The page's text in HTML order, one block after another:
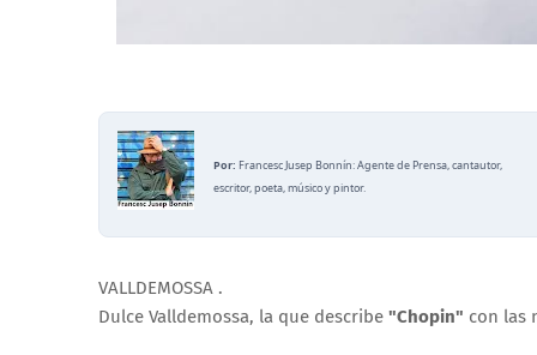
Por: Francesc Jusep Bonnín: Agente de Prensa, cantautor,
escritor, poeta, músico y pintor.
VALLDEMOSSA .
Dulce Valldemossa, la que describe "Chopin" con las